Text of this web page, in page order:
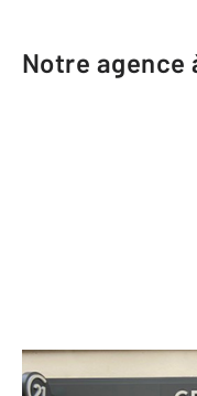
Notre agence